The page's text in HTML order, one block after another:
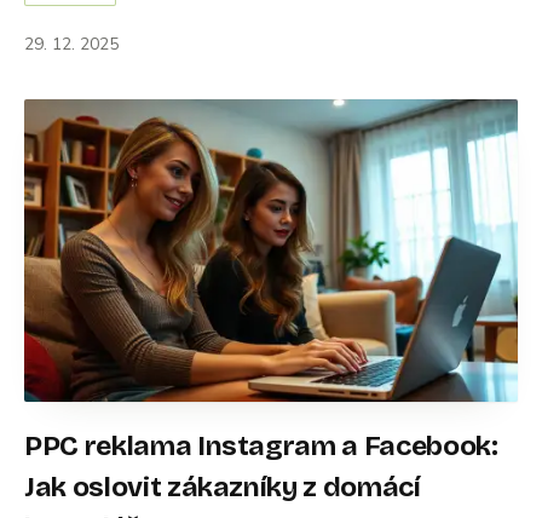
29. 12. 2025
PPC reklama Instagram a Facebook:
Jak oslovit zákazníky z domácí